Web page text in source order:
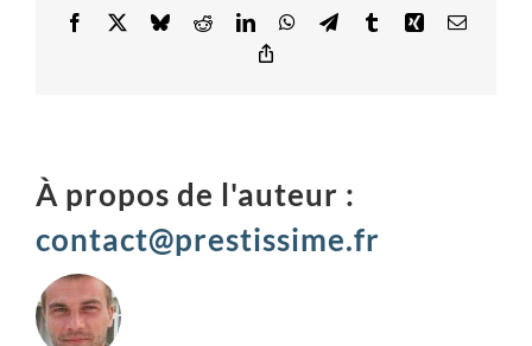
Facebook BlueskyRedditLinkedInWhatsApp
TelegramTumblrXing Email
À propos de l'auteur :
contact@prestissime.fr